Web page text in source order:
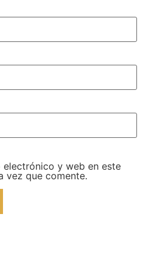
electrónico y web en este
vez que comente.